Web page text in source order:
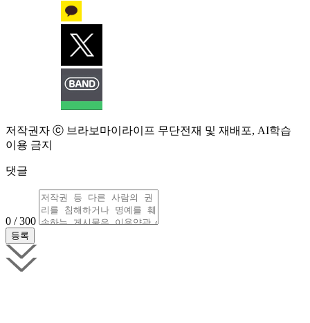
저작권자 ⓒ 브라보마이라이프 무단전재 및 재배포, AI학습
이용 금지
댓글
0 / 300